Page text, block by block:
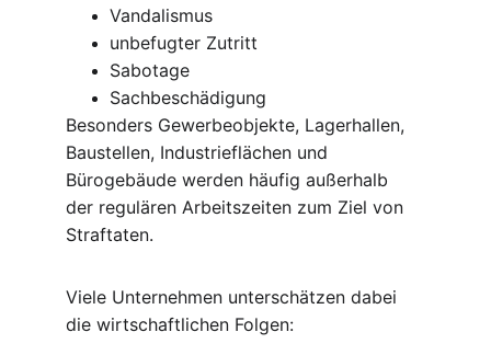
Vandalismus
unbefugter Zutritt
Sabotage
Sachbeschädigung
Besonders Gewerbeobjekte, Lagerhallen,
Baustellen, Industrieflächen und
Bürogebäude werden häufig außerhalb
der regulären Arbeitszeiten zum Ziel von
Straftaten.
Viele Unternehmen unterschätzen dabei
die wirtschaftlichen Folgen: